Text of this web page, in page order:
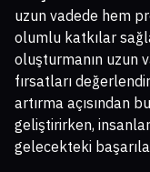
uzun vadede hem
olumlu katkılar
oluşturmanın uzun
fırsatları
artırma açısından
geliştirirken,
gelecekteki